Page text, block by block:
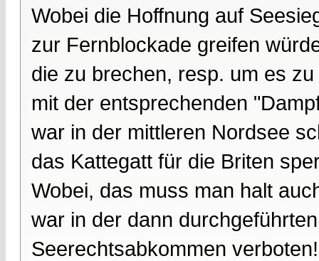
Wobei die Hoffnung auf
zur Fernblockade greifen
die zu brechen, resp. um es
mit der entsprechenden
war in der mittleren Nordsee
das Kattegatt für die Briten
Wobei, das muss man halt
war in der dann
Seerechtsabkommen